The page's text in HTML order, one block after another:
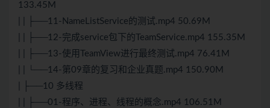
133.45M
| | ├──11-NameListService的测试.mp4 50.69M
| | ├──12-完成service包下的TeamService.mp4 155.35M
| | ├──13-使用TeamView进行最终测试.mp4 76.41M
| | └──14-第09章的复习和企业真题.mp4 150.90M
| ├──10 多线程
| | ├──01-程序、进程、线程的概念.mp4 106.51M